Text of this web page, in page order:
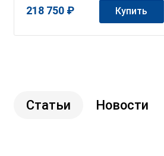
218 750 ₽ Купить
Статьи Новости